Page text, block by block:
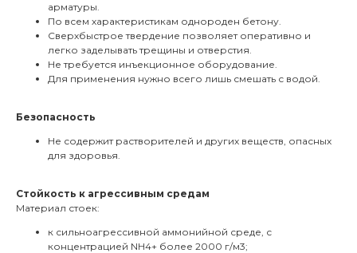
арматуры.
По всем характеристикам однороден бетону.
Сверхбыстрое твердение позволяет оперативно и
легко заделывать трещины и отверстия.
Не требуется инъекционное оборудование.
Для применения нужно всего лишь смешать с водой.
Безопасность
Не содержит растворителей и других веществ, опасных
для здоровья.
Стойкость к агрессивным средам
Материал стоек:
к сильноагрессивной аммонийной среде, с
концентрацией NH4+ более 2000 г/м3;